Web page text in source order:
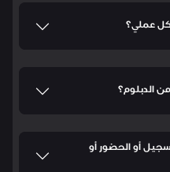
عملي؟
الدبلوم؟
أو الحضور أو